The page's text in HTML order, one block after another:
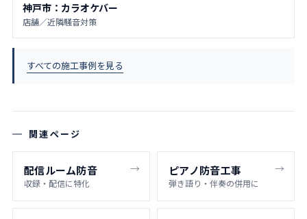
神戸市：カラオケバー
店舗／近隣騒音対策
すべての施工事例を見る
関連ページ
配信ルーム防音
収録・配信に特化
ピアノ防音工事
弾き語り・伴奏の併用に